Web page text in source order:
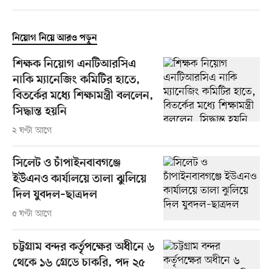
নিয়োগ নিয়ে আরও পড়ুন
শিক্ষক নিয়োগ এনটিআরসিএ
নাকি ম্যানেজিং কমিটির হাতে,
বিতর্কের মধ্যে শিক্ষামন্ত্রী বললেন,
সিদ্ধান্ত হয়নি
২ ঘণ্টা আগে
সিলেট ও চাঁপাইনবাবগঞ্জে
ইউএনও কার্যালয়ে তালা ঝুলিয়ে
দিল যুবদল–ছাত্রদল
৫ ঘণ্টা আগে
চট্টগ্রাম বন্দর কর্তৃপক্ষের অধীনে ৬
থেকে ১৬ গ্রেডে চাকরি, পদ ২৫